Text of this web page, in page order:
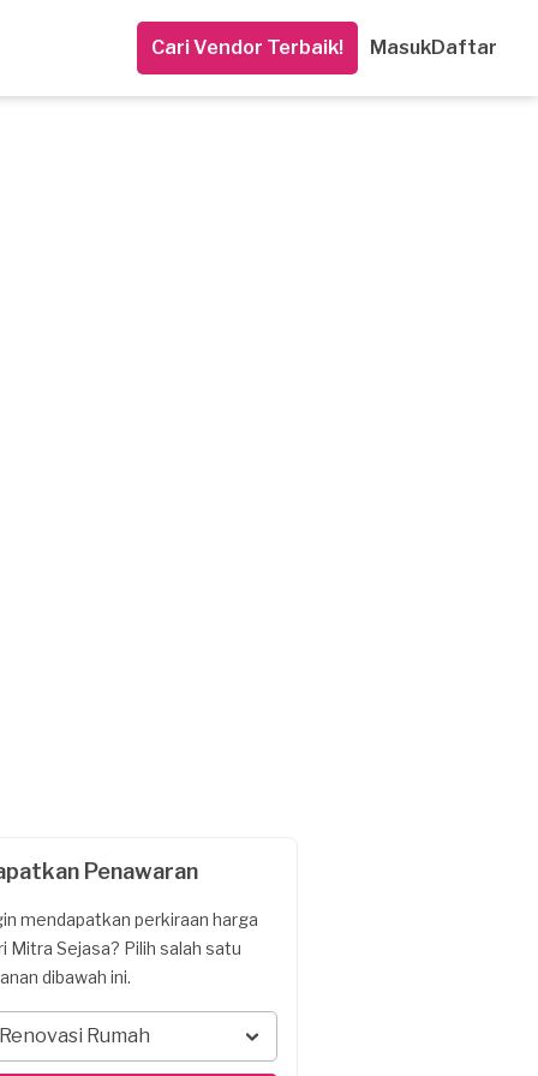
Cari Vendor Terbaik! MasukDaftar
Penawaran
mendapatkan perkiraan harga
Mitra Sejasa? Pilih salah satu
dibawah ini.
Renovasi Rumah